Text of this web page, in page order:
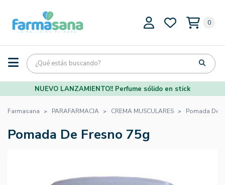
0
NUEVO LANZAMIENTO!! Perfume sólido en stick
Farmasana PARAFARMACIA CREMA MUSCULARES Pomada De
Pomada De Fresno 75g